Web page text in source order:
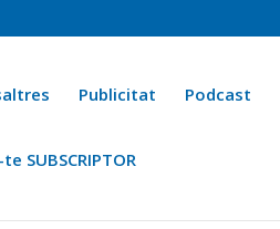
Publicitat Podcast
SUBSCRIPTOR
Ara fa 25 anys